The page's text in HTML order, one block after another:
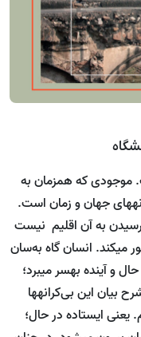
موجودی که هم­زمان به
جهان و زمان است.
به آن اقلیم نیست
می­کند. انسان گاه به‌سان
و آینده به­سر می­برد؛
بیان این بی‌کرانه­ها
یعنی ایستاده در حال؛